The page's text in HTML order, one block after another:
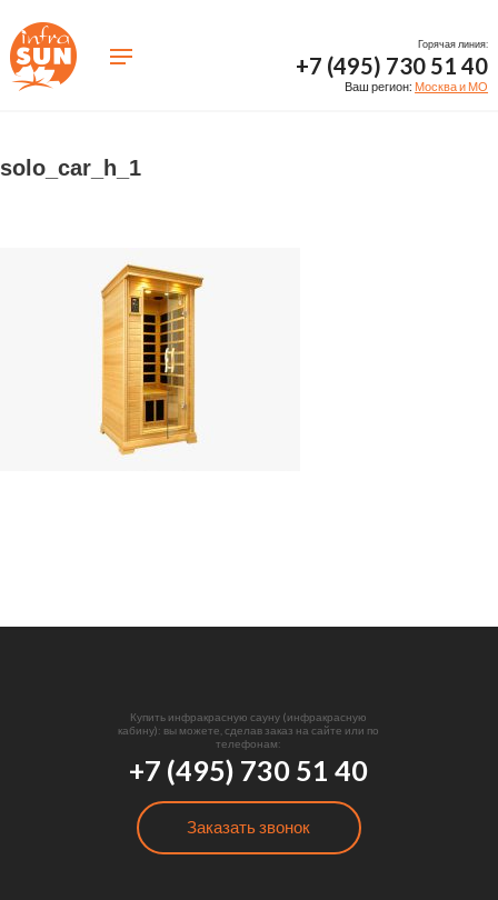
Горячая линия:
+7 (495) 730 51 40
Ваш регион: Москва и МО
solo_car_h_1
Купить инфракрасную сауну (инфракрасную
кабину): вы можете, сделав заказ на сайте или по
телефонам:
+7 (495) 730 51 40
Заказать звонок